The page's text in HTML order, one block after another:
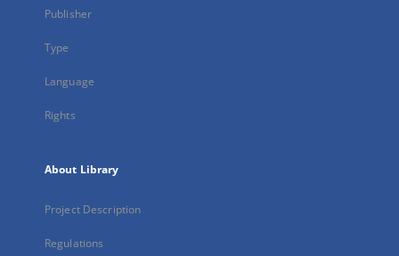
Publisher
Type
Language
Rights
About Library
Project Description
Regulations